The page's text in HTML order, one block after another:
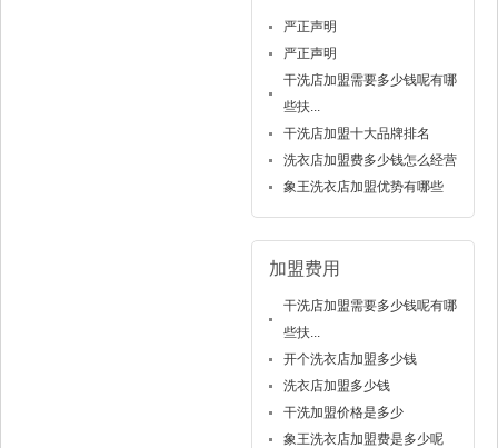
严正声明
严正声明
干洗店加盟需要多少钱呢有哪
些扶...
干洗店加盟十大品牌排名
洗衣店加盟费多少钱怎么经营
象王洗衣店加盟优势有哪些
加盟费用
干洗店加盟需要多少钱呢有哪
些扶...
开个洗衣店加盟多少钱
洗衣店加盟多少钱
干洗加盟价格是多少
象王洗衣店加盟费是多少呢